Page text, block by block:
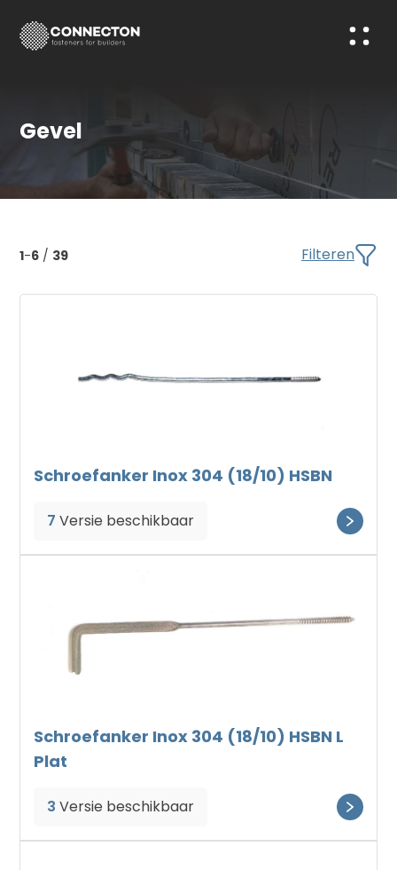
Gevel
1-6 / 39 Filteren
Schroefanker Inox 304 (18/10) HSBN
7 Versie beschikbaar
Schroefanker Inox 304 (18/10) HSBN L
Plat
3 Versie beschikbaar